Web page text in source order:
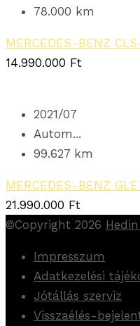
78.000 km
MERCEDES-BENZ
14.990.000 Ft
2021/07
Autom...
99.627 km
MERCEDES-BENZ
21.990.000 Ft
©Copyright 2026
Impresszum
Adatkezelési
Jótállás szerviz
Visszaélés-